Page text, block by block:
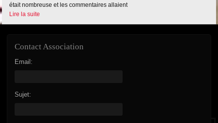
était nombreuse et les commentaires allaient
Lire la suite
Contact Association
Email:
Sujet: